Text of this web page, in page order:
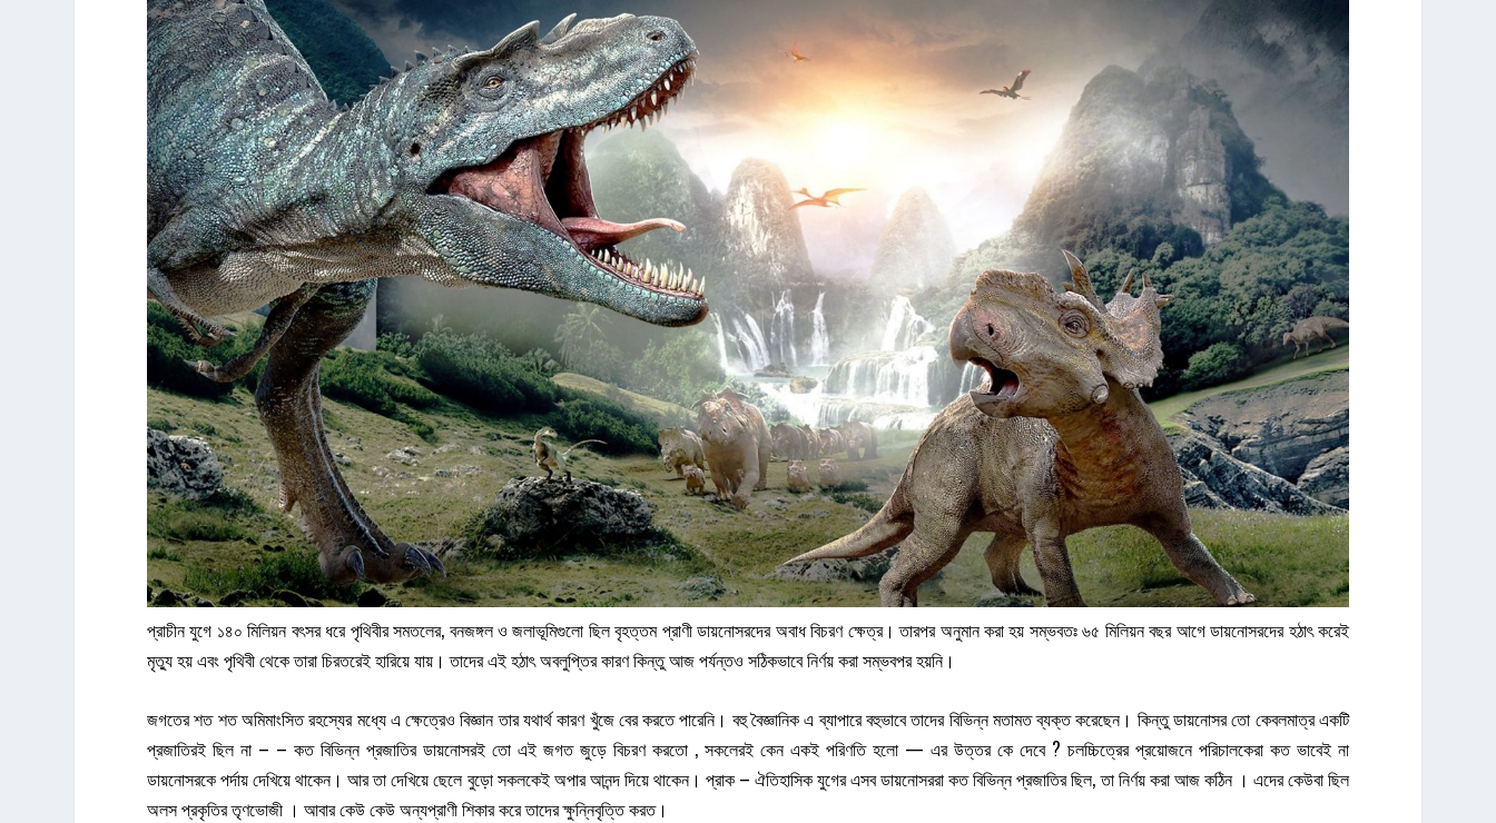
প্রাচীন যুগে ১৪০ মিলিয়ন বৎসর ধরে পৃথিবীর সমতলের, বনজঙ্গল ও জলাভূমিগুলো ছিল বৃহত্তম প্রাণী ডায়নোসরদের অবাধ বিচরণ ক্ষেত্র। তারপর অনুমান করা হয় সম্ভবতঃ ৬৫ মিলিয়ন বছর আগে ডায়নোসরদের হঠাৎ করেই
মৃত্যু হয় এবং পৃথিবী থেকে তারা চিরতরেই হারিয়ে যায়। তাদের এই হঠাৎ অবলুপ্তির কারণ কিন্তু আজ পর্যন্তও সঠিকভাবে নির্ণয় করা সম্ভবপর হয়নি।
জগতের শত শত অমিমাংসিত রহস্যের মধ্যে এ ক্ষেত্রেও বিজ্ঞান তার যথার্থ কারণ খুঁজে বের করতে পারেনি। বহু বৈজ্ঞানিক এ ব্যাপারে বহুভাবে তাদের বিভিন্ন মতামত ব্যক্ত করেছেন। কিন্তু ডায়নোসর তো কেবলমাত্র একটি
প্রজাতিরই ছিল না – – কত বিভিন্ন প্রজাতির ডায়নোসরই তো এই জগত জুড়ে বিচরণ করতো , সকলেরই কেন একই পরিণতি হলো — এর উত্তর কে দেবে ? চলচ্চিত্রের প্রয়োজনে পরিচালকেরা কত ভাবেই না
ডায়নোসরকে পর্দায় দেখিয়ে থাকেন। আর তা দেখিয়ে ছেলে বুড়ো সকলকেই অপার আনন্দ দিয়ে থাকেন। প্রাক – ঐতিহাসিক যুগের এসব ডায়নোসররা কত বিভিন্ন প্রজাতির ছিল, তা নির্ণয় করা আজ কঠিন । এদের কেউবা ছিল
অলস প্রকৃতির তৃণভোজী । আবার কেউ কেউ অন্যপ্রাণী শিকার করে তাদের ক্ষুন্নিবৃত্তি করত।